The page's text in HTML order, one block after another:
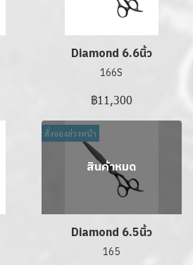
Diamond 6.6นิ้ว
166S
฿11,300
สั่งจองล่วงหน้า
สินค้าหมด
Diamond 6.5นิ้ว
165